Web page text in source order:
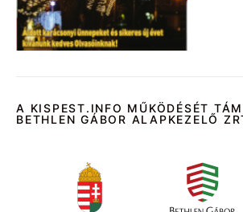
A KISPEST.INFO MŰKÖDÉSÉT
BETHLEN GÁBOR ALAPKEZELŐ